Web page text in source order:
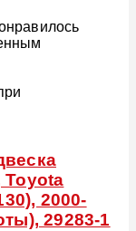
Toyota
2000-
29283-1